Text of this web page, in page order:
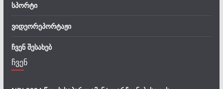
სპორტი
ვიდეორეპორტაჟი
ჩვენ შესახებ
ჩვენ